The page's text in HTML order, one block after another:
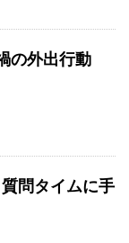
の外出行動
問タイムに手